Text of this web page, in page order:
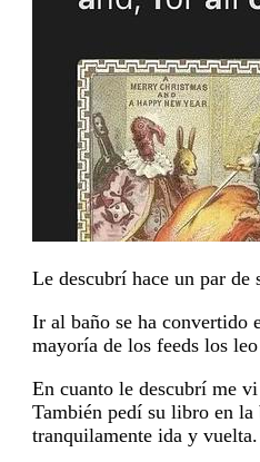
Le descubrí hace un par de
Ir al baño se ha convertido
mayoría de los feeds los
En cuanto le descubrí me
También pedí su libro en la
tranquilamente ida y